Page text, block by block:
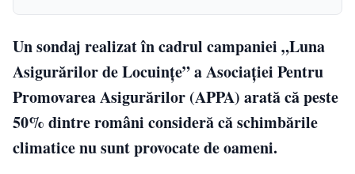
Un sondaj realizat în cadrul campaniei „Luna
Asigurărilor de Locuinţe” a Asociaţiei Pentru
Promovarea Asigurărilor (APPA) arată că peste
50% dintre români consideră că schimbările
climatice nu sunt provocate de oameni.